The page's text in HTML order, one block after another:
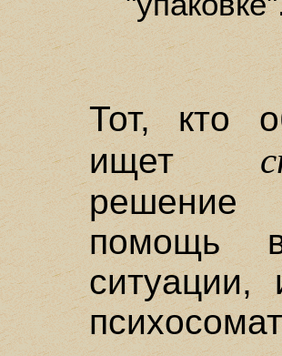
Тот, кто
ищет
решение
помощь